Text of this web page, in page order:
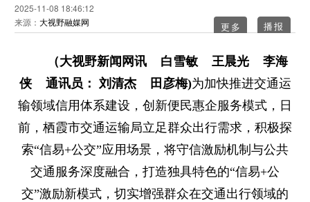
2025-11-08 18:46:12
来源： 大视野融媒网 更多
（大视野新闻网讯 白雪敏 王晨光 李海
侠 通讯员： 刘清杰 田彦梅)为加快推进交通运
输领域信用体系建设，创新便民惠企服务模式，日
前，栖霞市交通运输局立足群众出行需求，积极探
索“信易+公交”应用场景，将守信激励机制与公共
交通服务深度融合，打造独具特色的“信易+公
交”激励新模式，切实增强群众在交通出行领域的